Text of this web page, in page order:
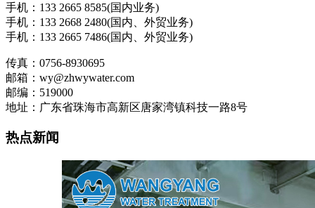
手机：133 2665 8585(国内业务)
手机：133 2668 2480(国内、外贸业务)
手机：133 2665 7486(国内、外贸业务)
传真：0756-8930695
邮箱：wy@zhwywater.com
邮编：519000
地址：广东省珠海市高新区唐家湾镇科技一路8号
热点新闻